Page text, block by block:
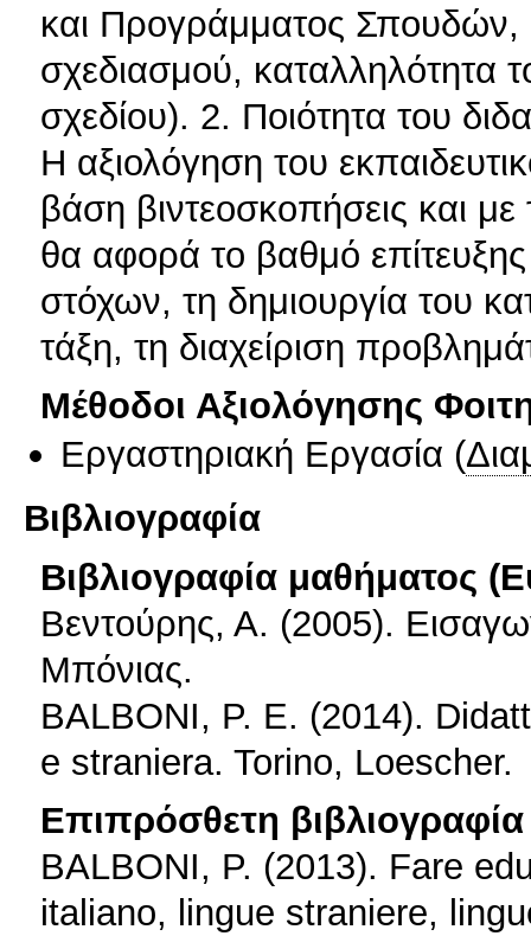
και Προγράμματος Σπουδών,
σχεδιασμού, καταλληλότητα
σχεδίου). 2. Ποιότητα του
Η αξιολόγηση του
βάση βιντεοσκοπήσεις και
θα αφορά το βαθμό
στόχων, τη δημιουργία του
τάξη, τη διαχείριση
Μέθοδοι Αξιολόγησης
Εργαστηριακή Εργασία (
Βιβλιογραφία
Βιβλιογραφία μαθήματος
Βεντούρης, Α. (2005).
Μπόνιας.
BALBONI, P. E. (2014).
e straniera. Torino, Loescher.
Επιπρόσθετη βιβλιογραφία
BALBONI, P. (2013). Fare
italiano, lingue straniere,